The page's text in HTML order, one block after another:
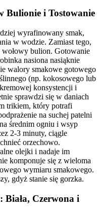
Bulionie i Tostowanie
wyrafinowany smak,
w wodzie. Zamiast tego,
bulion. Gotowanie
nasiona nasiąknie
walory smakowe gotowego
(np. kokosowego lub
konsystencji i
sprawdzi się w daniach
trikiem, który potrafi
na suchej patelni
średnim ogniu i wsyp
2-3 minuty, ciągle
orzechowo.
olejki i nadaje im
komponuje się z wieloma
wymiaru smakowego.
gdyż stanie się gorzka.
Czerwona i